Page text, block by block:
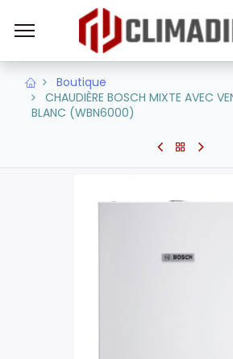
Boutique
CHAUDIÈRE BOSCH MIXTE AVEC
BLANC (WBN6000)